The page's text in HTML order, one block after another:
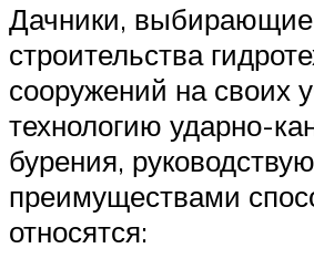
Дачники,
строительства
сооружений на своих
технологию ударно-
бурения,
преимуществами
относятся: